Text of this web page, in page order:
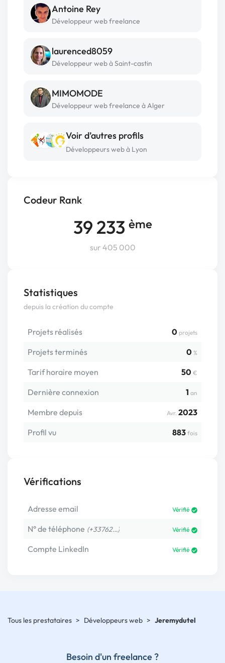
Codeur Rank
39 233 ème
sur 405 000
Statistiques
depuis la création du compte
Projets réalisés 0 projets
Projets terminés 0 %
Tarif horaire moyen 50 €
Dernière connexion 1 an
Membre depuis Avr. 2023
Profil vu
883 fois
Vérifications
Adresse email Vérifié
N° de téléphone (+33762…) Vérifié
Compte LinkedIn Vérifié
Antoine Rey
Développeur web freelance
laurenced8059
Développeur web à Saint-castin
MIMOMODE
Développeur web freelance à Alger
Voir d’autres profils
Développeurs web à Lyon
Tous les prestataires > Développeurs web > Jeremydutel
Besoin d'un freelance ?